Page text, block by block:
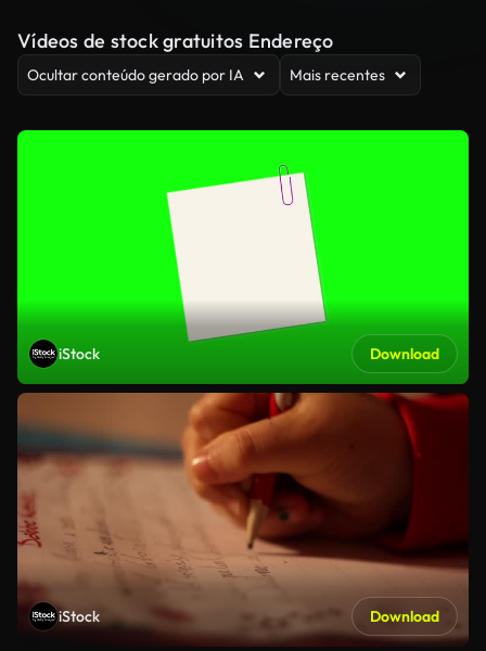
Vídeos de stock gratuitos Endereço
Ocultar conteúdo gerado por IA Mais recentes
iStock Download
iStock Download